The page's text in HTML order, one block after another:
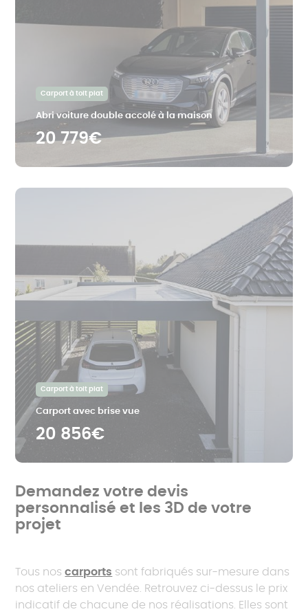
Carport à toit plat
Abri voiture double accolé à la maison
20 779€
Carport à toit plat
Carport avec brise vue
20 856€
Demandez votre devis
personnalisé et les 3D de votre
projet
Tous noscarports sont fabriqués sur-mesure dans
nos ateliers en Vendée. Retrouvez ci-dessus le prix
indicatif de chacune de nos réalisations. Elles sont